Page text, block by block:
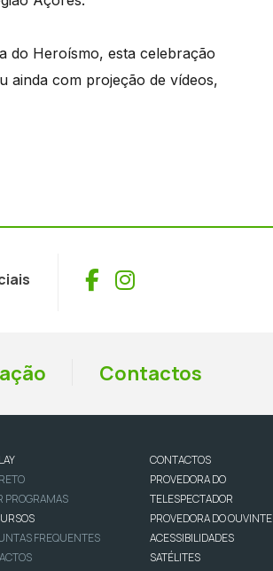
do Heroísmo, esta celebração
ainda com projeção de vídeos,
Facebook
Instagram
Contactos
PROGRAMAS
FREQUENTES
CONTACTOS
PROVEDORA DO
TELESPECTADOR
PROVEDORA DO OUVINTE
ACESSIBILIDADES
SATÉLITES